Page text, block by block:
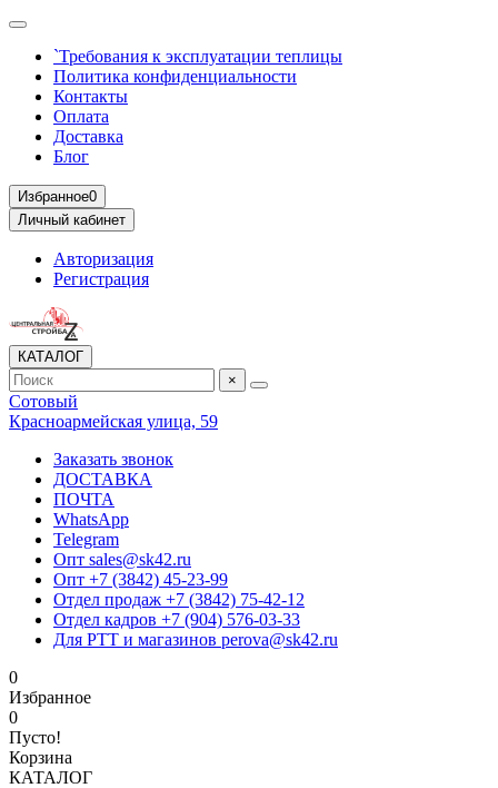
`Требования к эксплуатации теплицы
Политика конфиденциальности
Контакты
Оплата
Доставка
Блог
Избранное0
Личный кабинет
Авторизация
Регистрация
КАТАЛОГ
×
Сотовый
Красноармейская улица, 59
Заказать звонок
ДОСТАВКА
ПОЧТА
WhatsApp
Telegram
Опт sales@sk42.ru
Опт +7 (3842) 45-23-99
Отдел продаж +7 (3842) 75-42-12
Отдел кадров +7 (904) 576-03-33
Для РТТ и магазинов perova@sk42.ru
0
Избранное
0
Пусто!
Корзина
КАТАЛОГ